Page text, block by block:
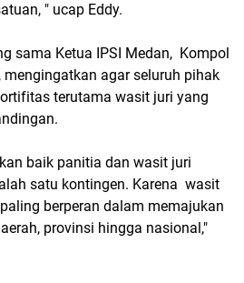
" ucap Eddy.
sama Ketua IPSI Medan, Kompol
mengingatkan agar seluruh pihak
terutama wasit juri yang
baik panitia dan wasit juri
satu kontingen. Karena wasit
berperan dalam memajukan
provinsi hingga nasional,"